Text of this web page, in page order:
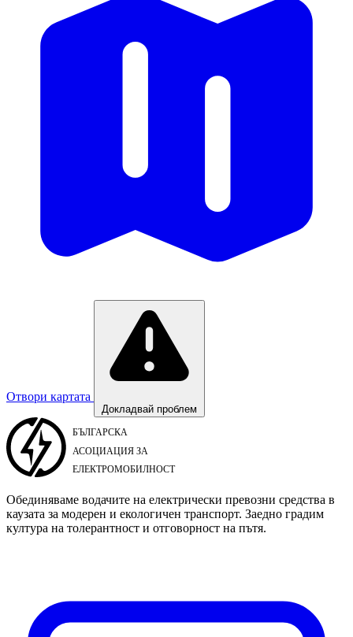
Отвори картата
Докладвай проблем
Обединяваме водачите на електрически превозни средства в
каузата за модерен и екологичен транспорт. Заедно градим
култура на толерантност и отговорност на пътя.